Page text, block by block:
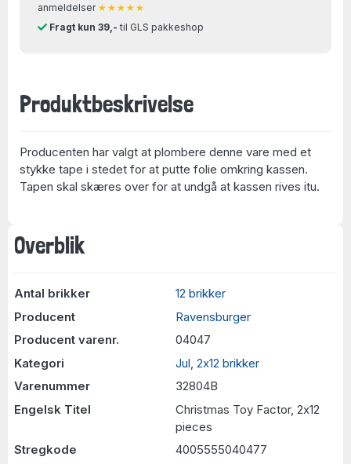
Overblik
Antal brikker
12 brikker
Producent
Ravensburger
Producent varenr.
04047
Kategori
Jul 2x12 brikker
Varenummer
32804B
Engelsk Titel
Christmas Toy Factor, 2x12
pieces
Stregkode
4005555040477
anmeldelser ★★★★★
Fragt kun 39,- til GLS pakkeshop
Produktbeskrivelse
Producenten har valgt at plombere denne vare med et
stykke tape i stedet for at putte folie omkring kassen.
Tapen skal skæres over for at undgå at kassen rives itu.